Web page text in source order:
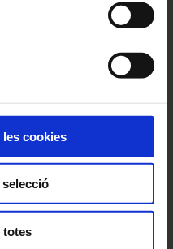
en qualsevol
les cookies
selecció
totes